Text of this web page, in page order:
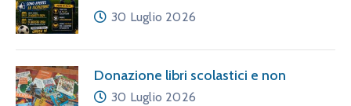
30 Luglio 2026
Donazione libri scolastici e non
30 Luglio 2026